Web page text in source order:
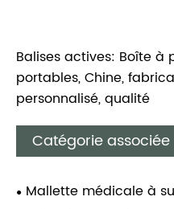
Balises actives: Boîte
portables, Chine,
personnalisé, qualité
Catégorie associée
Mallette médicale à